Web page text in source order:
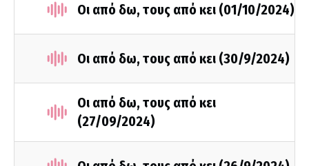
Οι από δω, τους από κει (01/10/2024)
Οι από δω, τους από κει (30/9/2024)
Οι από δω, τους από κει
(27/09/2024)